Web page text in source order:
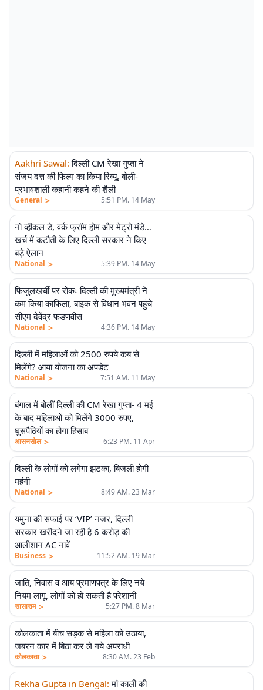
Aakhri Sawal: दिल्ली CM रेखा गुप्ता ने
संजय दत्त की फिल्म का किया रिव्यू, बोली-
प्रभावशाली कहानी कहने की शैली
General > 5:51 PM. 14 May
नो व्हीकल डे, वर्क फ्रॉम होम और मेट्रो मंडे…
खर्च में कटौती के लिए दिल्ली सरकार ने किए
बड़े ऐलान
National > 5:39 PM. 14 May
फिजुलखर्ची पर रोकः दिल्ली की मुख्यमंत्री ने
कम किया काफिला, बाइक से विधान भवन पहुंचे
सीएम देवेंद्र फडणवीस
National > 4:36 PM. 14 May
दिल्ली में महिलाओं को 2500 रुपये कब से
मिलेंगे? आया योजना का अपडेट
National > 7:51 AM. 11 May
बंगाल में बोलीं दिल्ली की CM रेखा गुप्ता- 4 मई
के बाद महिलाओं को मिलेंगे 3000 रुपए,
घुसपैठियों का होगा हिसाब
आसनसोल > 6:23 PM. 11 Apr
दिल्ली के लोगों को लगेगा झटका, बिजली होगी
महंगी
National > 8:49 AM. 23 Mar
यमुना की सफाई पर ‘VIP’ नजर, दिल्ली
सरकार खरीदने जा रही है 6 करोड़ की
आलीशान AC नावें
Business > 11:52 AM. 19 Mar
जाति, निवास व आय प्रमाणपत्र के लिए नये
नियम लागू, लोगों को हो सकती है परेशानी
सासाराम > 5:27 PM. 8 Mar
कोलकाता में बीच सड़क से महिला को उठाया,
जबरन कार में बिठा कर ले गये अपराधी
कोलकाता > 8:30 AM. 23 Feb
Rekha Gupta in Bengal: मां काली की